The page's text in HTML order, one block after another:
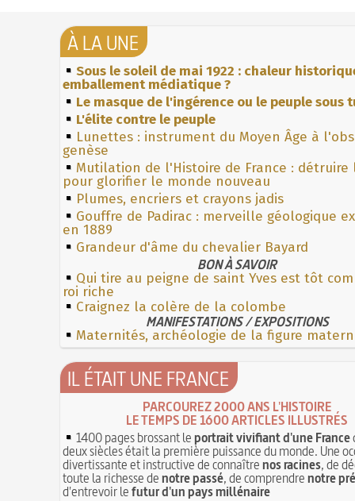
À LA UNE
Sous le soleil de mai 1922 : chaleur
emballement médiatique ?
Le masque de l'ingérence ou le peuple sous
L'élite contre le peuple
Lunettes : instrument du Moyen Âge à
genèse
Mutilation de l'Histoire de France : détruire
pour glorifier le monde nouveau
Plumes, encriers et crayons jadis
Gouffre de Padirac : merveille géologique
en 1889
Grandeur d'âme du chevalier Bayard
BON À SAVOIR
Qui tire au peigne de saint Yves est tôt
roi riche
Craignez la colère de la colombe
MANIFESTATIONS / EXPOSITIONS
Maternités, archéologie de la figure
IL ÉTAIT UNE FRANCE
PARCOUREZ 2000 ANS L'HISTOIRE
LE TEMPS DE 1600 ARTICLES ILLUSTRÉS
1400 pages brossant leportrait vivifiant d'une France
deux siècles était la première puissance du monde. Une
divertissante et instructive de connaîtrenos racines, de
toute la richesse denotre passé, de comprendrenotre
d'entrevoir lefutur d'un pays millénaire